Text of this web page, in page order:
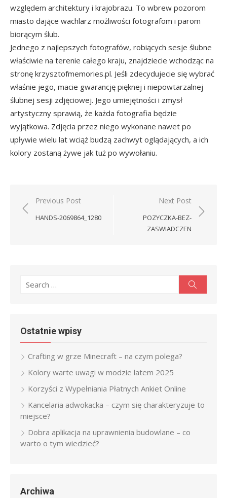
względem architektury i krajobrazu. To wbrew pozorom
miasto dające wachlarz możliwości fotografom i parom
biorącym ślub.
Jednego z najlepszych fotografów, robiących sesje ślubne
właściwie na terenie całego kraju, znajdziecie wchodząc na
stronę krzysztofmemories.pl. Jeśli zdecydujecie się wybrać
właśnie jego, macie gwarancję pięknej i niepowtarzalnej
ślubnej sesji zdjęciowej. Jego umiejętności i zmysł
artystyczny sprawią, że każda fotografia będzie
wyjątkowa. Zdjęcia przez niego wykonane nawet po
upływie wielu lat wciąż budzą zachwyt oglądających, a ich
kolory zostaną żywe jak tuż po wywołaniu.
Nawigacja
wpisu
Previous Post
HANDS-2069864_1280
Next Post
POZYCZKA-BEZ-
ZASWIADCZEN
Search
Ostatnie wpisy
Crafting w grze Minecraft – na czym polega?
Kolory warte uwagi w modzie latem 2025
Korzyści z Wypełniania Płatnych Ankiet Online
Kancelaria adwokacka – czym się charakteryzuje to
miejsce?
Dobra aplikacja na uprawnienia budowlane – co
warto o tym wiedzieć?
Archiwa